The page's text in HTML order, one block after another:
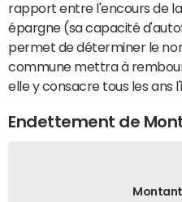
rapport entre l'encours de
épargne (sa capacité
permet de déterminer le
commune mettra à
elle y consacre tous les ans
Endettement de
Montant